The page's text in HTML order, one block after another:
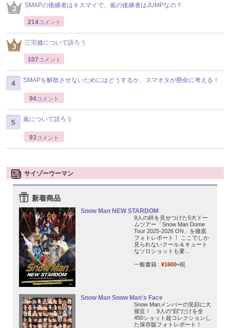
SMAPの後継者はキスマイで、嵐の後継者はJUMPなの？
214コメント
三宅健について語ろう
107 コメント
SMAPを解散させないためにはどうするか、スマオタが懸命に考える！
94コメント
嵐について語ろう
93コメント
サイゾーウーマン
新着商品
Snow Man NEW STARDOM
9人の絆を見せつけた5大ドー
ムツアー「Snow Man Dome
Tour 2025-2026 ON」を徹底
フォトレポート！ ここでしか
見られないクール＆キュート
なソロショットも要...
一般書籍 : ¥1600+税
Snow Man Snow Man's Face
Snow Manメンバーの笑顔に大
接近！ 9人の“顔”だけを全
450ショット超コレクションし
た保存版フォトレポート！